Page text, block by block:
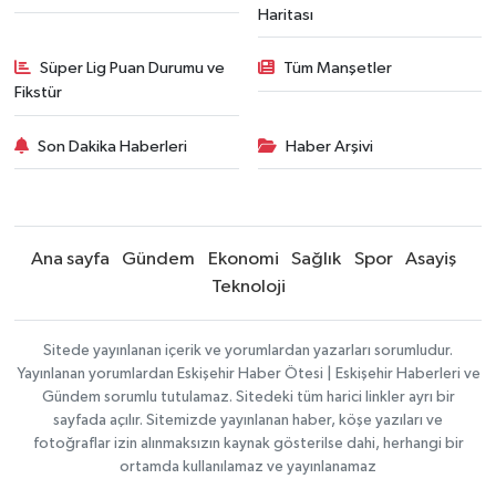
Haritası
Süper Lig Puan Durumu ve
Fikstür
Tüm Manşetler
Son Dakika Haberleri Haber Arşivi
Ana sayfa Gündem Ekonomi Sağlık Spor
Asayiş
Teknoloji
Sitede yayınlanan içerik ve yorumlardan yazarları sorumludur.
Yayınlanan yorumlardan Eskişehir Haber Ötesi | Eskişehir Haberleri ve
Gündem sorumlu tutulamaz. Sitedeki tüm harici linkler ayrı bir
sayfada açılır. Sitemizde yayınlanan haber, köşe yazıları ve
fotoğraflar izin alınmaksızın kaynak gösterilse dahi, herhangi bir
ortamda kullanılamaz ve yayınlanamaz